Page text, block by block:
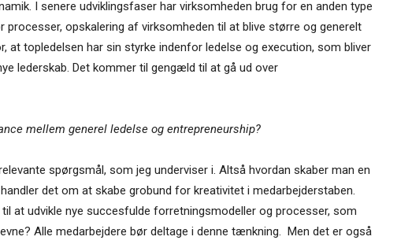
I senere udviklingsfaser har virksomheden brug for en anden type
processer, opskalering af virksomheden til at blive større og generelt
at topledelsen har sin styrke indenfor ledelse og execution, som bliver
lederskab. Det kommer til gengæld til at gå ud over
mellem generel ledelse og entrepreneurship?
spørgsmål, som jeg underviser i. Altså hvordan skaber man en
det om at skabe grobund for kreativitet i medarbejderstaben.
at udvikle nye succesfulde forretningsmodeller og processer, som
Alle medarbejdere bør deltage i denne tænkning. Men det er også